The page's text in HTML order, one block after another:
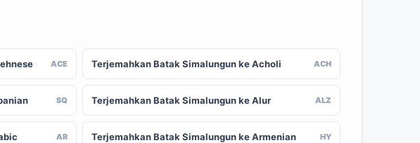
ACE Terjemahkan Batak Simalungun ke Acholi ACH
SQ Terjemahkan Batak Simalungun ke Alur ALZ
AR Terjemahkan Batak Simalungun ke Armenian HY